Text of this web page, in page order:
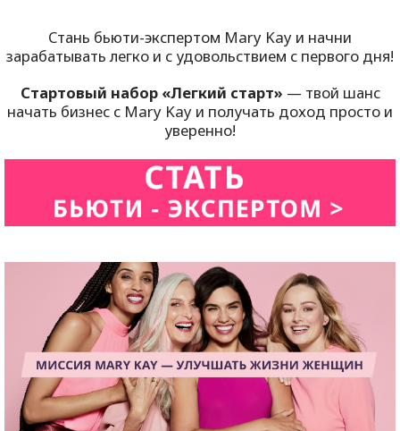
Стань бьюти-экспертом Mary Kay и начни
зарабатывать легко и с удовольствием с первого дня!
Стартовый набор «Легкий старт» — твой шанс
начать бизнес с Mary Kay и получать доход просто и
уверенно!